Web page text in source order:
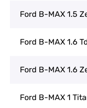
Ford B-MAX 1.5
Ford B-MAX 1.6
Ford B-MAX 1.6
Ford B-MAX 1